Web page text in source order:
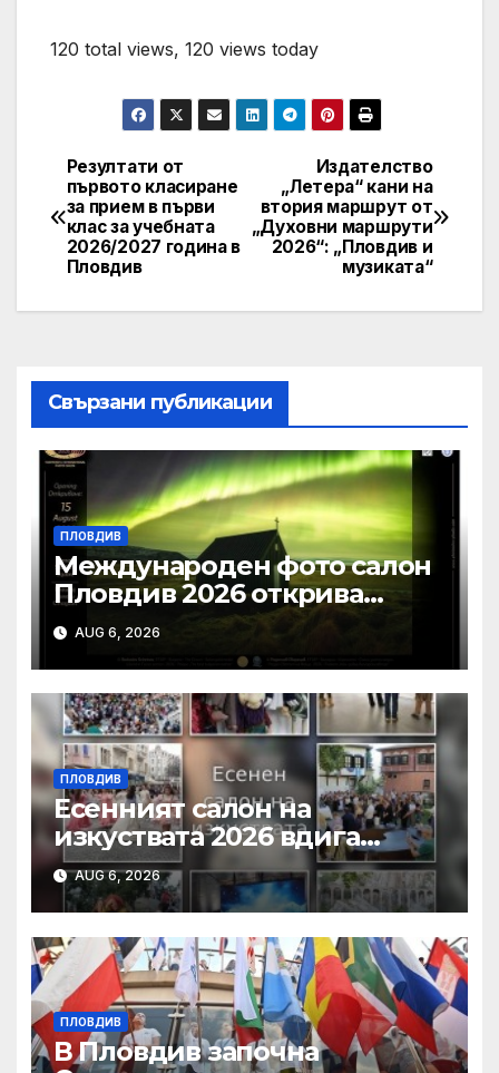
120 total views, 120 views today
Post
navigation
Издателство
„Летера“ кани на
втория маршрут от
„Духовни маршрути
2026“: „Пловдив и
музиката“
Резултати от
първото класиране
за прием в първи
клас за учебната
2026/2027 година в
Пловдив
Свързани публикации
ПЛОВДИВ
Международен фото салон
Пловдив 2026 открива
изложба с най-добрите
фотографии от
тазгодишното издание
AUG 6, 2026
ПЛОВДИВ
Есенният салон на
изкуствата 2026 вдига
завеса в Пловдив с богата
културна програма
AUG 6, 2026
ПЛОВДИВ
В Пловдив започна